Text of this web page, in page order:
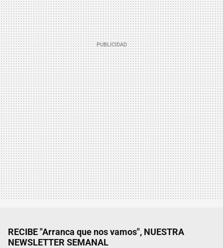
RECIBE "Arranca que nos vamos", NUESTRA
NEWSLETTER SEMANAL